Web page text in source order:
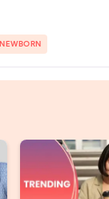
NEWBORN